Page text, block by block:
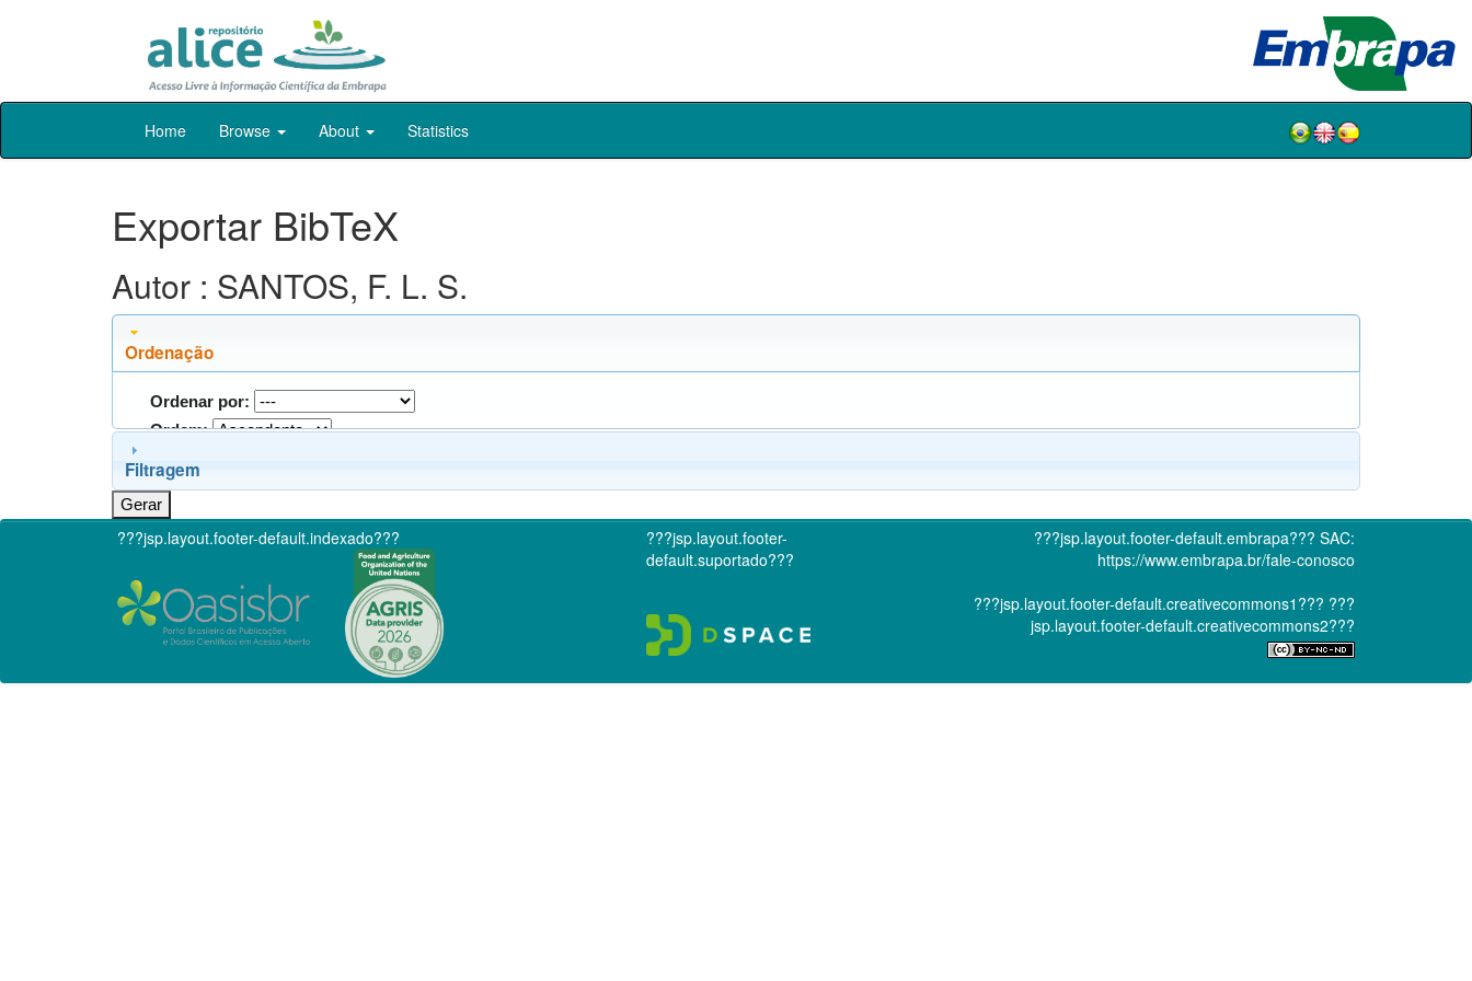
Skip
Home Browse About Statistics
Exportar BibTeX
Autor : SANTOS, F. L. S.
Ordenação
Ordenar por:
Ordem:
Filtragem
???jsp.layout.footer-default.indexado???
???jsp.layout.footer-
default.suportado???
???jsp.layout.footer-default.embrapa??? SAC:
https://www.embrapa.br/fale-conosco
???jsp.layout.footer-default.creativecommons1??? ???
jsp.layout.footer-default.creativecommons2???